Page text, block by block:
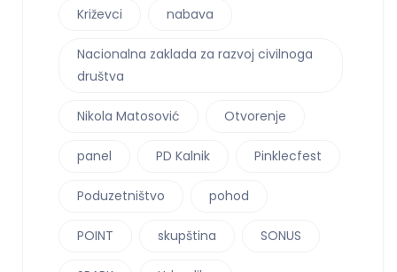
Križevci nabava
Nacionalna zaklada za razvoj civilnoga
društva
Nikola Matosović Otvorenje
panel PD Kalnik Pinklecfest
Poduzetništvo pohod
POINT skupština SONUS